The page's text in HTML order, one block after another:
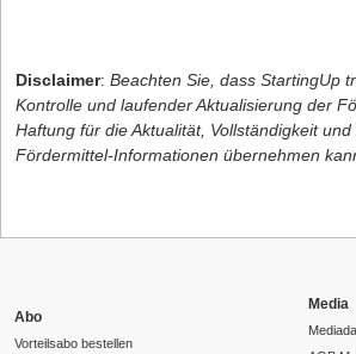
Disclaimer: Beachten Sie, dass StartingUp
Kontrolle und laufender Aktualisierung der
Haftung für die Aktualität, Vollständigkeit
Fördermittel-Informationen übernehmen
Abo
Vorteilsabo bestellen
Media